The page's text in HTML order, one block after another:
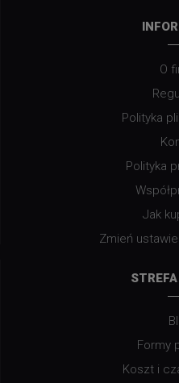
O
Polityka
Polityka
Jak
Zmień
Formy
Koszt i